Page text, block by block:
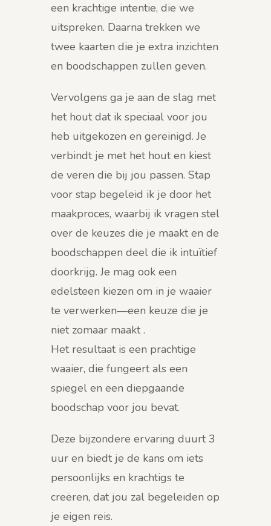
een krachtige intentie, die we
uitspreken. Daarna trekken we
twee kaarten die je extra inzichten
en boodschappen zullen geven.
Vervolgens ga je aan de slag met
het hout dat ik speciaal voor jou
heb uitgekozen en gereinigd. Je
verbindt je met het hout en kiest
de veren die bij jou passen. Stap
voor stap begeleid ik je door het
maakproces, waarbij ik vragen stel
over de keuzes die je maakt en de
boodschappen deel die ik intuïtief
doorkrijg. Je mag ook een
edelsteen kiezen om in je waaier
te verwerken—een keuze die je
niet zomaar maakt .
Het resultaat is een prachtige
waaier, die fungeert als een
spiegel en een diepgaande
boodschap voor jou bevat.
Deze bijzondere ervaring duurt 3
uur en biedt je de kans om iets
persoonlijks en krachtigs te
creëren, dat jou zal begeleiden op
je eigen reis.